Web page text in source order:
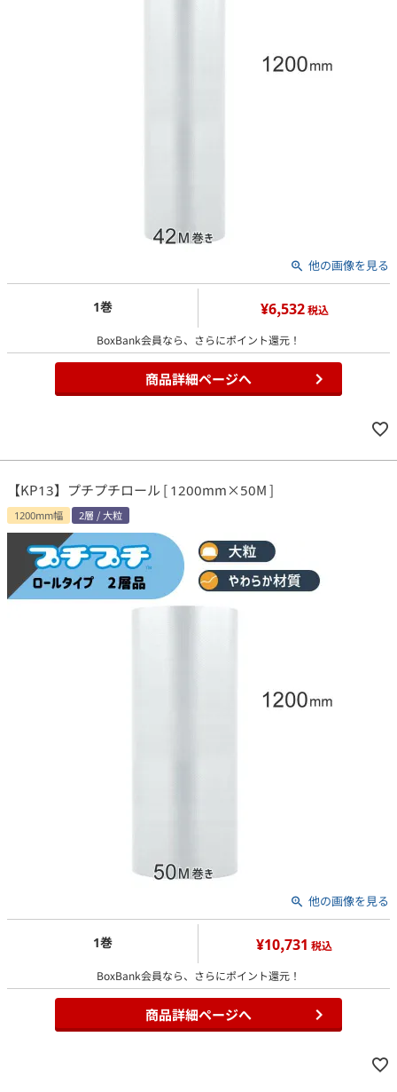
他の画像を見る
1巻 ¥6,532 税込
BoxBank会員なら、さらにポイント還元！
商品詳細ページへ
【KP13】プチプチロール [ 1200mm×50M ]
1200mm幅 2層 / 大粒
他の画像を見る
1巻 ¥10,731 税込
BoxBank会員なら、さらにポイント還元！
商品詳細ページへ